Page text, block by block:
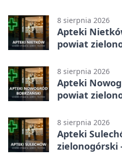
8 sierpnia 2026
Apteki
powiat
8 sierpnia 2026
Apteki
powiat
8 sierpnia 2026
Apteki
zielonogórski